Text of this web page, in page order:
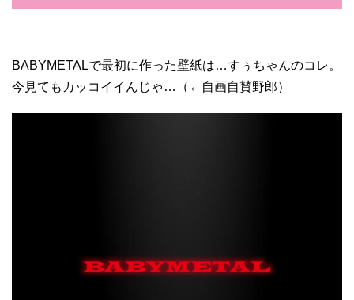
BABYMETALで最初に作った壁紙は…すぅちゃんのコレ。
今見てもカッコイイんじゃ…（←自画自賛野郎）